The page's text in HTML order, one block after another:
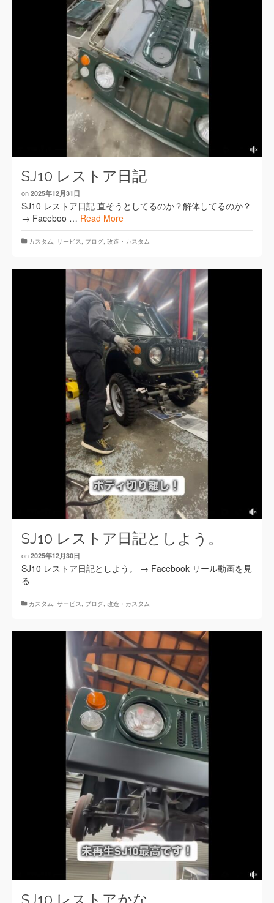
SJ10 レストア日記
on 2025年12月31日
SJ10 レストア日記 直そうとしてるのか？解体してるのか？
→ Faceboo … Read More
カスタム, サービス, ブログ, 改造・カスタム
SJ10 レストア日記としよう。
on 2025年12月30日
SJ10 レストア日記としよう。 → Facebook リール動画を見
る
カスタム, サービス, ブログ, 改造・カスタム